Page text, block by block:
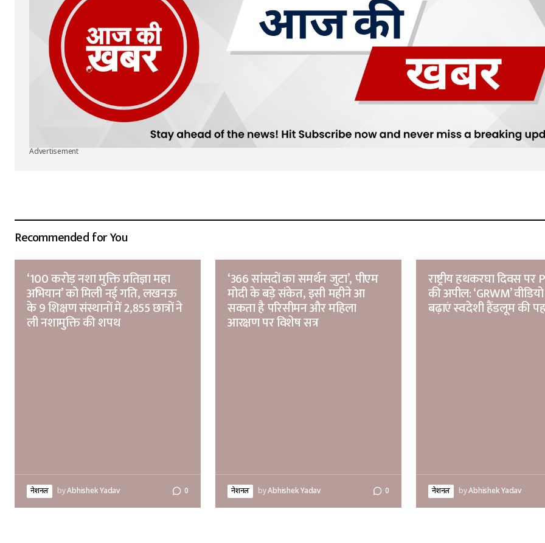
Advertisement
Recommended for You
‘100 करोड़ नशा मुक्ति प्रतिज्ञा महा
अभियान’ को मिली नई गति, लखनऊ
के 9 शिक्षण संस्थानों में 2,855 छात्रों ने
ली नशामुक्ति की शपथ
नेशनल byAbhishek Yadav 0
‘366 सांसदों का समर्थन जुटा’, पीएम
मोदी के बड़े संकेत, इसी महीने आ
सकता है परिसीमन और महिला
आरक्षण पर विशेष सत्र
नेशनल byAbhishek Yadav 0
राष्ट्रीय हथकरघा दिवस पर
की अपील: ‘GRWM’
बढ़ाएं स्वदेशी हैंडलूम की
नेशनल byAbhishek Yadav